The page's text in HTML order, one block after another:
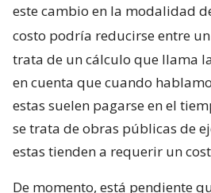
este cambio en la modalidad
costo podría reducirse entre un
trata de un cálculo que llama
en cuenta que cuando
estas suelen pagarse en el
se trata de obras públicas de
estas tienden a requerir un
De momento, está pendiente